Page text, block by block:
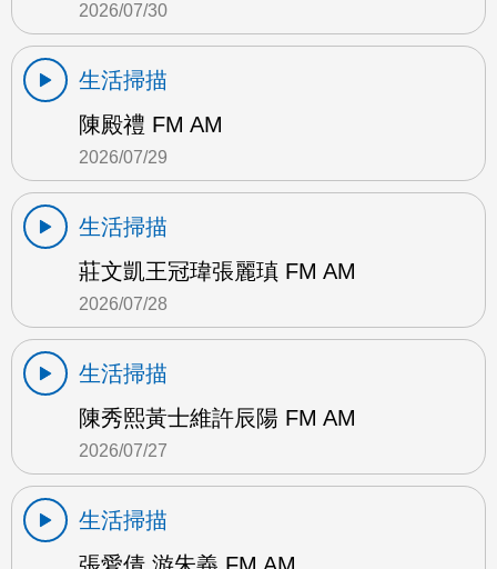
2026/07/30
生活掃描
陳殿禮 FM AM
2026/07/29
生活掃描
莊文凱王冠瑋張麗瑱 FM AM
2026/07/28
生活掃描
陳秀熙黃士維許辰陽 FM AM
2026/07/27
生活掃描